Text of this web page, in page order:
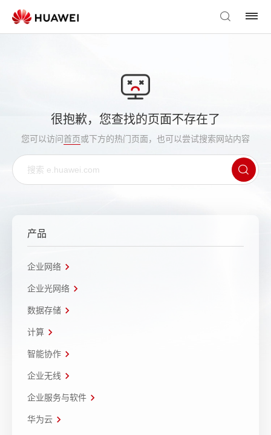
很抱歉，您查找的页面不存在了
您可以访问首页或下方的热门页面，也可以尝试搜索网站内容
产品
企业网络
企业光网络
数据存储
计算
智能协作
企业无线
企业服务与软件
华为云